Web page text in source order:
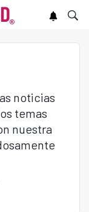
noticias
temas
nuestra